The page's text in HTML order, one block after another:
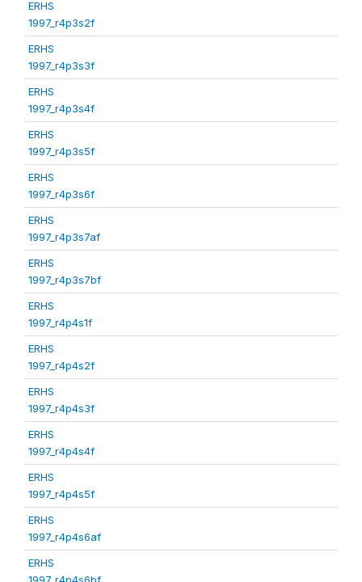
ERHS
1997_r4p3s2f
ERHS
1997_r4p3s3f
ERHS
1997_r4p3s4f
ERHS
1997_r4p3s5f
ERHS
1997_r4p3s6f
ERHS
1997_r4p3s7af
ERHS
1997_r4p3s7bf
ERHS
1997_r4p4s1f
ERHS
1997_r4p4s2f
ERHS
1997_r4p4s3f
ERHS
1997_r4p4s4f
ERHS
1997_r4p4s5f
ERHS
1997_r4p4s6af
ERHS
1997_r4p4s6bf